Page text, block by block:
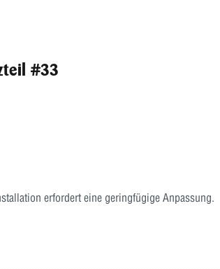
#33
erfordert eine geringfügige Anpassung.